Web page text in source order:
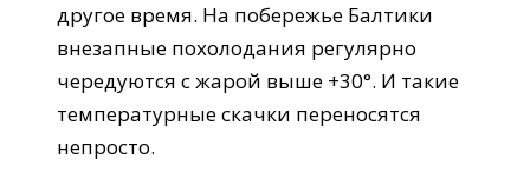
другое время. На побережье Балтики
внезапные похолодания регулярно
чередуются с жарой выше +30°. И такие
температурные скачки переносятся
непросто.